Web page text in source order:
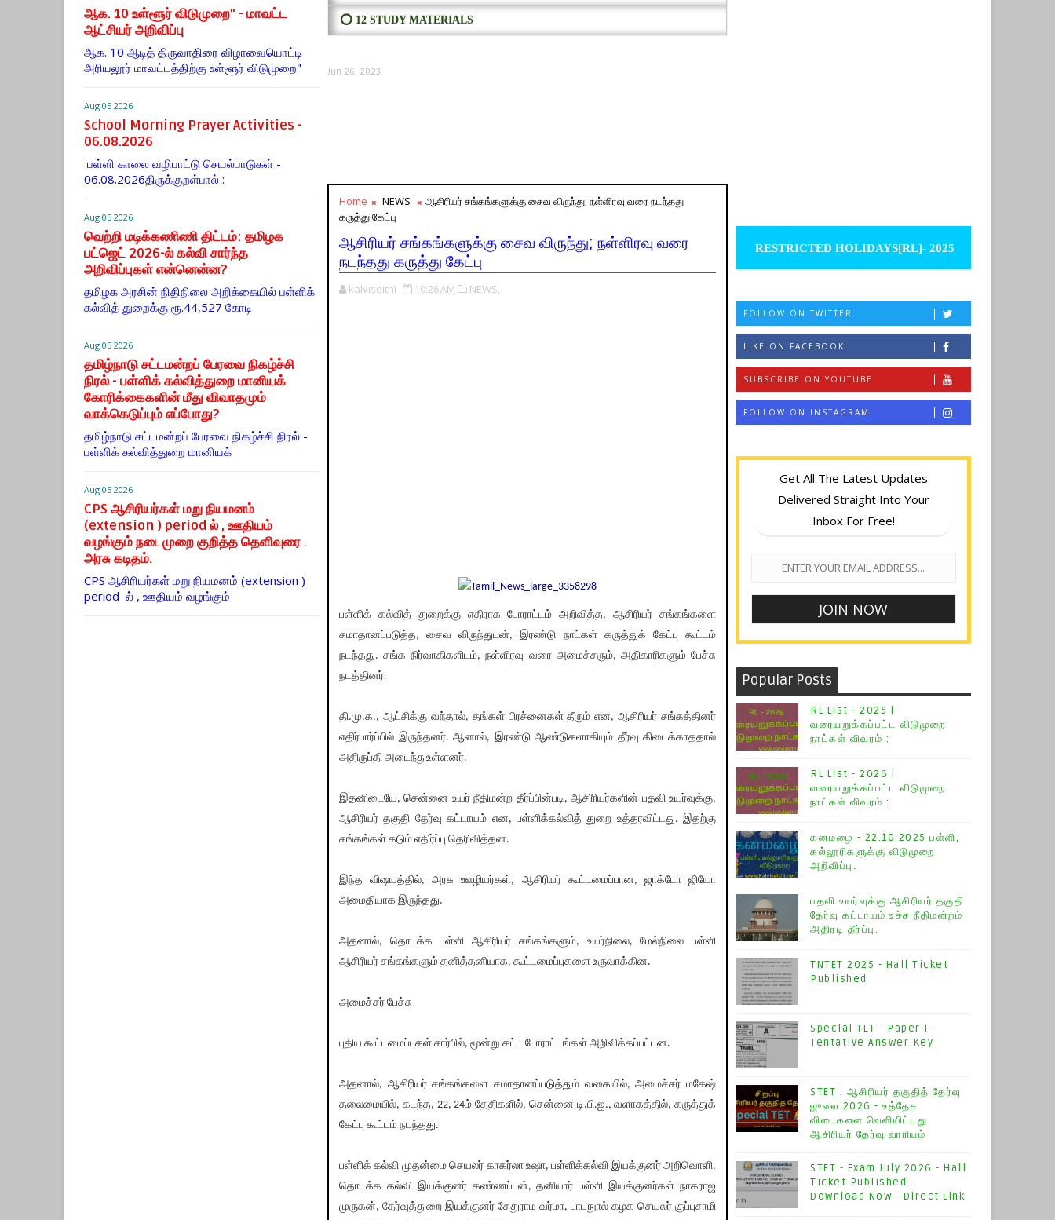
ஆக. 10 உள்ளூர் விடுமுறை" - மாவட்ட
ஆட்சியர் அறிவிப்பு
ஆக. 10 ஆடித் திருவாதிரை விழாவையொட்டி
அரியலூர் மாவட்டத்திற்கு உள்ளூர் விடுமுறை"
Aug 05 2026
School Morning Prayer Activities -
06.08.2026
பள்ளி காலை வழிபாட்டு செயல்பாடுகள் -
06.08.2026திருக்குறள்பால் :
Aug 05 2026
வெற்றி மடிக்கணிணி திட்டம்: தமிழக
பட்ஜெட் 2026-ல் கல்வி சார்ந்த
அறிவிப்புகள் என்னென்ன?
தமிழக அரசின் நிதிநிலை அறிக்கையில் பள்ளிக்
கல்வித் துறைக்கு ரூ.44,527 கோடி
Aug 05 2026
தமிழ்நாடு சட்டமன்றப் பேரவை நிகழ்ச்சி
நிரல் - பள்ளிக் கல்வித்துறை மானியக்
கோரிக்கைகளின் மீது விவாதமும்
வாக்கெடுப்பும் எப்போது?
தமிழ்நாடு சட்டமன்றப் பேரவை நிகழ்ச்சி நிரல் -
பள்ளிக் கல்வித்துறை மானியக்
Aug 05 2026
CPS ஆசிரியர்கள் மறு நியமனம்
(extension ) period ல் , ஊதியம்
வழங்கும் நடைமுறை குறித்த தெளிவுரை .
அரசு கடிதம்.
CPS ஆசிரியர்கள் மறு நியமனம் (extension )
period ல் , ஊதியம் வழங்கும்
⭕ 12 STUDY MATERIALS
Jun 26, 2023
Home NEWS
ஆசிரியர் சங்கங்களுக்கு சைவ விருந்து; நள்ளிரவு வரை நடந்தது
கருத்து கேட்பு
ஆசிரியர் சங்கங்களுக்கு சைவ விருந்து; நள்ளிரவு வரை
நடந்தது கருத்து கேட்பு
kalviseithi 10:26 AM NEWS,
பள்ளிக் கல்வித் துறைக்கு எதிராக போராட்டம் அறிவித்த, ஆசிரியர் சங்கங்களை
சமாதானப்படுத்த, சைவ விருந்துடன், இரண்டு நாட்கள் கருத்துக் கேட்பு கூட்டம்
நடந்தது. சங்க நிர்வாகிகளிடம், நள்ளிரவு வரை அமைச்சரும், அதிகாரிகளும் பேச்சு
நடத்தினர்.
தி.மு.க., ஆட்சிக்கு வந்தால், தங்கள் பிரச்னைகள் தீரும் என, ஆசிரியர் சங்கத்தினர்
எதிர்பார்ப்பில் இருந்தனர். ஆனால், இரண்டு ஆண்டுகளாகியும் தீர்வு கிடைக்காததால்
அதிருப்தி அடைந்துஉள்ளனர்.
இதனிடையே, சென்னை உயர் நீதிமன்ற தீர்ப்பின்படி, ஆசிரியர்களின் பதவி உயர்வுக்கு,
ஆசிரியர் தகுதி தேர்வு கட்டாயம் என, பள்ளிக்கல்வித் துறை உத்தரவிட்டது. இதற்கு
சங்கங்கள் கடும் எதிர்ப்பு தெரிவித்தன.
இந்த விஷயத்தில், அரசு ஊழியர்கள், ஆசிரியர் கூட்டமைப்பான, ஜாக்டோ ஜியோ
அமைதியாக இருந்தது.
அதனால், தொடக்க பள்ளி ஆசிரியர் சங்கங்களும், உயர்நிலை, மேல்நிலை பள்ளி
ஆசிரியர் சங்கங்களும் தனித்தனியாக, கூட்டமைப்புகளை உருவாக்கின.
அமைச்சர் பேச்சு
புதிய கூட்டமைப்புகள் சார்பில், மூன்று கட்ட போராட்டங்கள் அறிவிக்கப்பட்டன.
அதனால், ஆசிரியர் சங்கங்களை சமாதானப்படுத்தும் வகையில், அமைச்சர் மகேஷ்
தலைமையில், கடந்த, 22, 24ம் தேதிகளில், சென்னை டி.பி.ஐ., வளாகத்தில், கருத்துக்
கேட்பு கூட்டம் நடந்தது.
பள்ளிக் கல்வி முதன்மை செயலர் காகர்லா உஷா, பள்ளிக்கல்வி இயக்குனர் அறிவொளி,
தொடக்க கல்வி இயக்குனர் கண்ணப்பன், தனியார் பள்ளி இயக்குனர்கள் நாகராஜ
முருகன், தேர்வுத்துறை இயக்குனர் சேதுராம வர்மா, பாடநுால் கழக செயலர் குப்புசாமி
RESTRICTED HOLIDAYS[RL]- 2025
FOLLOW ON TWITTER
LIKE ON FACEBOOK
SUBSCRIBE ON YOUTUBE
FOLLOW ON INSTAGRAM
Get All The Latest Updates
Delivered Straight Into Your
Inbox For Free!
Popular Posts
RL List - 2025 |
வரையறுக்கப்பட்ட விடுமுறை
நாட்கள் விவரம் :
RL List - 2026 |
வரையறுக்கப்பட்ட விடுமுறை
நாட்கள் விவரம் :
கனமழை - 22.10.2025 பள்ளி,
கல்லூரிகளுக்கு விடுமுறை
அறிவிப்பு.
பதவி உயர்வுக்கு ஆசிரியர் தகுதி
தேர்வு கட்டாயம் உச்ச நீதிமன்றம்
அதிரடி தீர்ப்பு.
TNTET 2025 - Hall Ticket
Published
Special TET - Paper I -
Tentative Answer Key
STET : ஆசிரியர் தகுதித் தேர்வு
ஜுலை 2026 - உத்தேச
விடைகளை வெளியிட்டது
ஆசிரியர் தேர்வு வாரியம்
STET - Exam July 2026 - Hall
Ticket Published -
Download Now - Direct Link